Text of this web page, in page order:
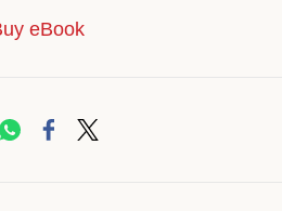
eBook